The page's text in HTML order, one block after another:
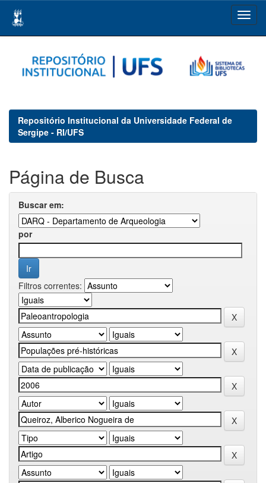
navigation
Repositório Institucional da Universidade Federal de
Sergipe - RI/UFS
Página de Busca
Buscar em:
por
Filtros correntes: